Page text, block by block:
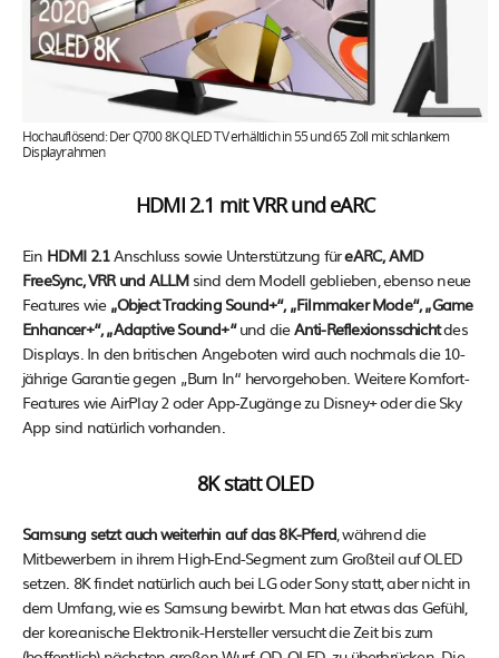
Hochauflösend: Der Q700 8K QLED TV erhältlich in 55 und 65 Zoll mit schlankem
Displayrahmen
HDMI 2.1 mit VRR und eARC
Ein HDMI 2.1Anschluss sowie Unterstützung füreARC, AMD
FreeSync, VRR und ALLMsind dem Modell geblieben, ebenso neue
Features wie „Object Tracking Sound+“, „Filmmaker Mode“, „Game
Enhancer+“, „Adaptive Sound+“und dieAnti-Reflexionsschichtdes
Displays. In den britischen Angeboten wird auch nochmals die 10-
jährige Garantie gegen „Burn In“ hervorgehoben. Weitere Komfort-
Features wie AirPlay 2 oder App-Zugänge zu Disney+ oder die Sky
App sind natürlich vorhanden.
8K statt OLED
Samsung setzt auch weiterhin auf das 8K-Pferd, während die
Mitbewerbern in ihrem High-End-Segment zum Großteil auf OLED
setzen. 8K findet natürlich auch bei LG oder Sony statt, aber nicht in
dem Umfang, wie es Samsung bewirbt. Man hat etwas das Gefühl,
der koreanische Elektronik-Hersteller versucht die Zeit bis zum